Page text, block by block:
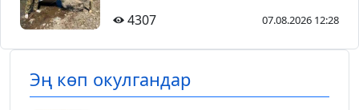
4307
07.08.2026 12:28
Эң көп окулгандар